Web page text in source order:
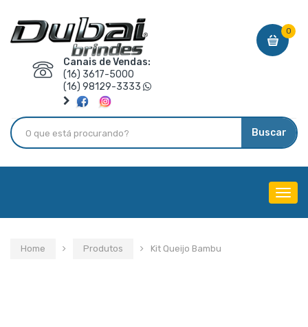
Canais de Vendas:
(16) 3617-5000
(16) 98129-3333
0
Buscar
Menu
Home
Produtos Kit Queijo Bambu